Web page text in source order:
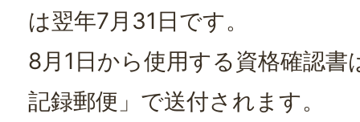
は翌年7月31日です。
8月1日から使用する資格確認書
記録郵便」で送付されます。